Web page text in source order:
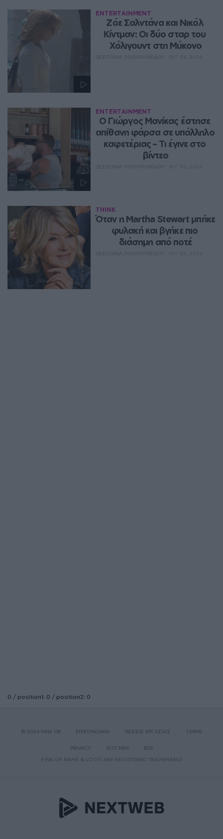
ENTERTAINMENT
Ζόε Σαλντάνα και Νικόλ
Κίντμαν: Οι δύο σταρ του
Χόλιγουντ στη Μύκονο
ENTERTAINMENT
Ο Γιώργος Μανίκας έστησε
απίθανη φάρσα σε υπάλληλο
καφετέριας – Τι έγινε στο
βίντεο
THINK
Όταν η Martha Stewart μπήκε
φυλακή και βγήκε πιο
διάσημη από ποτέ
0 / position1: 0 / position2: 0
© 2026 PINK.GR ΕΠΙΚΟΙΝΩΝΙΑ ΘΕΣΕΙΣ ΕΡΓΑΣΙΑΣ TERMS
PRIVACY SITE MAP
RSS
PINK.GR NAME & LOGO ARE REGISTERED TRADEMARKS